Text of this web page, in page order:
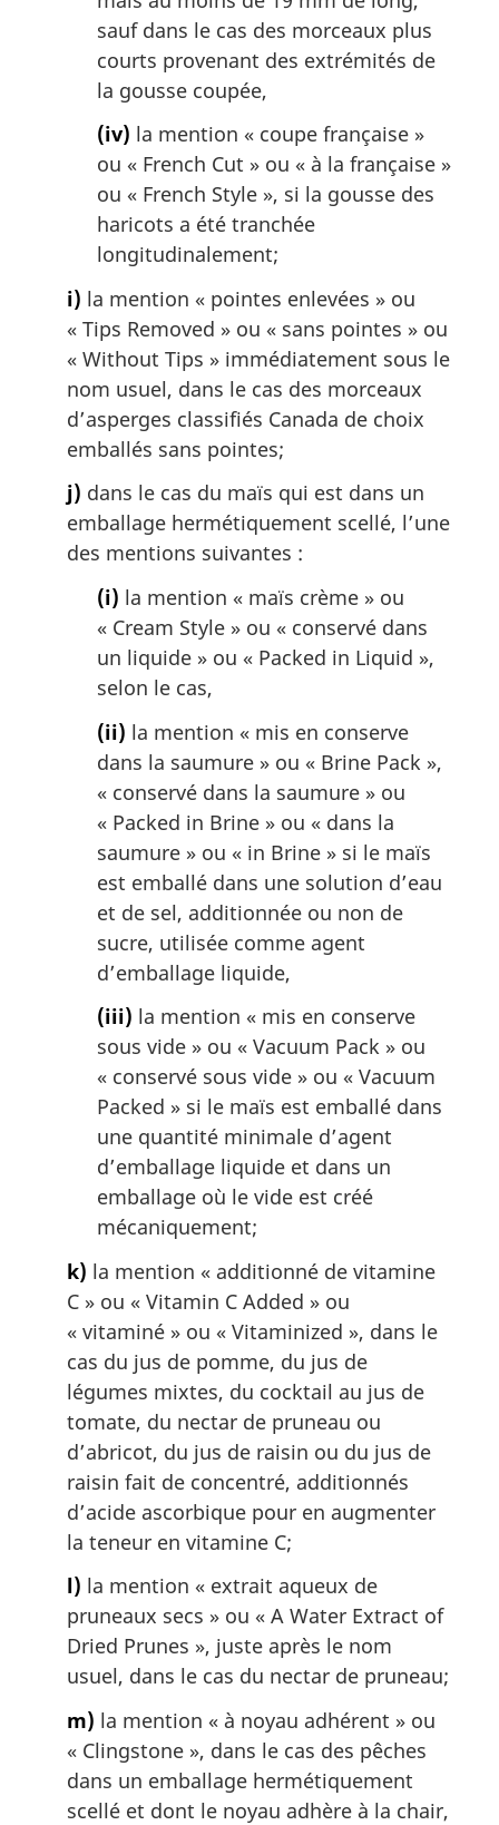
sauf dans le cas des morceaux plus
courts provenant des extrémités de
la gousse coupée,
(iv) la mention « coupe française »
ou « French Cut » ou « à la française »
ou « French Style », si la gousse des
haricots a été tranchée
longitudinalement;
i) la mention « pointes enlevées » ou
« Tips Removed » ou « sans pointes » ou
« Without Tips » immédiatement sous le
nom usuel, dans le cas des morceaux
d’asperges classifiés Canada de choix
emballés sans pointes;
j) dans le cas du maïs qui est dans un
emballage hermétiquement scellé, l’une
des mentions suivantes :
(i) la mention « maïs crème » ou
« Cream Style » ou « conservé dans
un liquide » ou « Packed in Liquid »,
selon le cas,
(ii) la mention « mis en conserve
dans la saumure » ou « Brine Pack »,
« conservé dans la saumure » ou
« Packed in Brine » ou « dans la
saumure » ou « in Brine » si le maïs
est emballé dans une solution d’eau
et de sel, additionnée ou non de
sucre, utilisée comme agent
d’emballage liquide,
(iii) la mention « mis en conserve
sous vide » ou « Vacuum Pack » ou
« conservé sous vide » ou « Vacuum
Packed » si le maïs est emballé dans
une quantité minimale d’agent
d’emballage liquide et dans un
emballage où le vide est créé
mécaniquement;
k) la mention « additionné de vitamine
C » ou « Vitamin C Added » ou
« vitaminé » ou « Vitaminized », dans le
cas du jus de pomme, du jus de
légumes mixtes, du cocktail au jus de
tomate, du nectar de pruneau ou
d’abricot, du jus de raisin ou du jus de
raisin fait de concentré, additionnés
d’acide ascorbique pour en augmenter
la teneur en vitamine C;
l) la mention « extrait aqueux de
pruneaux secs » ou « A Water Extract of
Dried Prunes », juste après le nom
usuel, dans le cas du nectar de pruneau;
m) la mention « à noyau adhérent » ou
« Clingstone », dans le cas des pêches
dans un emballage hermétiquement
scellé et dont le noyau adhère à la chair,